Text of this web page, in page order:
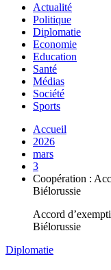
Actualité
Politique
Diplomatie
Economie
Education
Santé
Médias
Société
Sports
Accueil
2026
mars
3
Coopération :
Biélorussie
Accord
Biélorussie
Diplomatie